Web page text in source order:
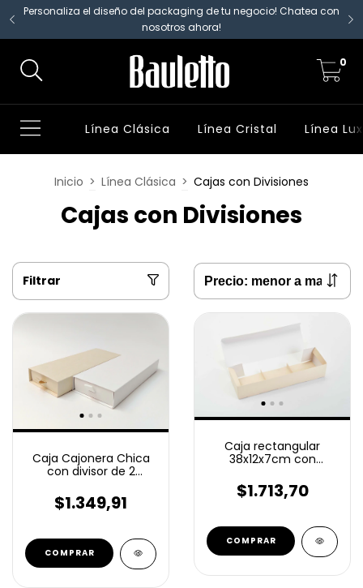
Personaliza el diseño del packaging de tu negocio! Chatea con
nosotros ahora!
0
Línea Clásica Línea Cristal Línea
Inicio > Línea Clásica > Cajas con Divisiones
Cajas con Divisiones
Filtrar
Caja Cajonera Chica
con divisor de 2
18,2x6,5x2,5cm
-220D2-
$1.349,91
COMPRAR
Caja rectangular
38x12x7cm con
$1.713,70
COMPRAR